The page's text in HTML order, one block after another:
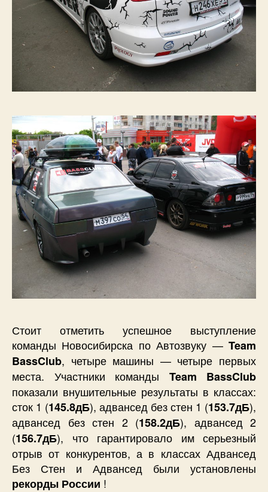
Стоит отметить успешное выступление
команды Новосибирска по Автозвуку — Team
BassClub, четыре машины — четыре первых
места. Участники команды Team BassClub
показали внушительные результаты в классах:
сток 1 (145.8дБ), адвансед без стен 1 (153.7дБ),
адвансед без стен 2 (158.2дБ), адвансед 2
(156.7дБ), что гарантировало им серьезный
отрыв от конкурентов, а в классах Адвансед
Без Стен и Адвансед были установлены
рекорды России !